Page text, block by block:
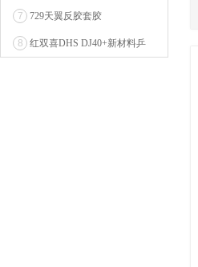
7 729天翼反胶套胶
8
红双喜DHS DJ40+新材料乒
乓球 WTT系列...